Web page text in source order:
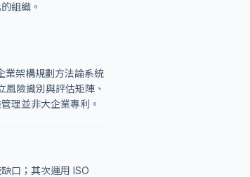
組織。
業架構規劃方法論系統
險識別與評估矩陣、
理並非大企業專利。
口；其次運用 ISO